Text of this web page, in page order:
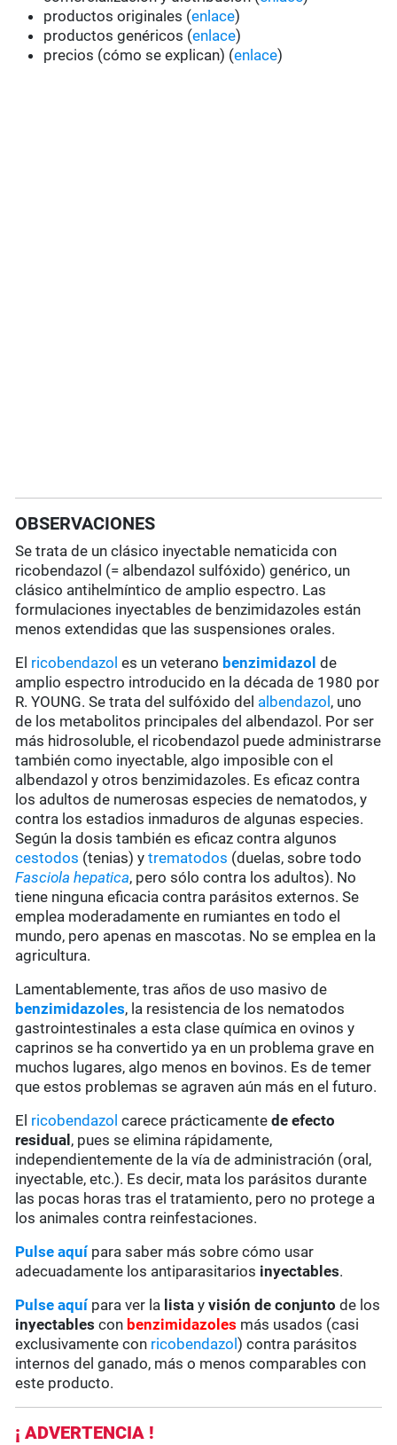
productos originales (enlace)
productos genéricos (enlace)
precios (cómo se explican) (enlace)
OBSERVACIONES
Se trata de un clásico inyectable nematicida con
ricobendazol (= albendazol sulfóxido) genérico, un
clásico antihelmíntico de amplio espectro. Las
formulaciones inyectables de benzimidazoles están
menos extendidas que las suspensiones orales.
El ricobendazol es un veterano benzimidazol de
amplio espectro introducido en la década de 1980 por
R. YOUNG. Se trata del sulfóxido del albendazol , uno
de los metabolitos principales del albendazol. Por ser
más hidrosoluble, el ricobendazol puede administrarse
también como inyectable, algo imposible con el
albendazol y otros benzimidazoles. Es eficaz contra
los adultos de numerosas especies de nematodos, y
contra los estadios inmaduros de algunas especies.
Según la dosis también es eficaz contra algunos
cestodos (tenias) ytrematodos (duelas, sobre todo
Fasciola hepatica, pero sólo contra los adultos). No
tiene ninguna eficacia contra parásitos externos. Se
emplea moderadamente en rumiantes en todo el
mundo, pero apenas en mascotas. No se emplea en la
agricultura.
Lamentablemente, tras años de uso masivo de
benzimidazoles, la resistencia de los nematodos
gastrointestinales a esta clase química en ovinos y
caprinos se ha convertido ya en un problema grave en
muchos lugares, algo menos en bovinos. Es de temer
que estos problemas se agraven aún más en el futuro.
El ricobendazol carece prácticamente de efecto
residual , pues se elimina rápidamente,
independientemente de la vía de administración (oral,
inyectable, etc.). Es decir, mata los parásitos durante
las pocas horas tras el tratamiento, pero no protege a
los animales contra reinfestaciones.
Pulse aquípara saber más sobre cómo usar
adecuadamente los antiparasitarios inyectables.
Pulse aquí para ver la lista yvisión de conjunto de los
inyectables con benzimidazoles más usados (casi
exclusivamente con ricobendazol) contra parásitos
internos del ganado, más o menos comparables con
este producto.
¡ ADVERTENCIA !